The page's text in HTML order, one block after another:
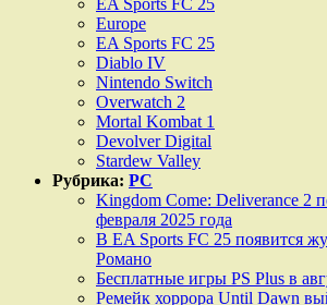
Europe
EA Sports FC 25
Diablo IV
Nintendo Switch
Overwatch 2
Mortal Kombat 1
Devolver Digital
Stardew Valley
Рубрика: PC
Kingdom Come: Deliverance 2
февраля 2025 года
В EA Sports FC 25 появится
Романо
Бесплатные игры PS Plus в
Ремейк хоррора Until Dawn